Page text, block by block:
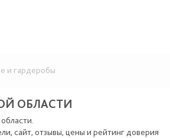
и гардеробы
ОБЛАСТИ
сайт, отзывы, цены и рейтинг доверия